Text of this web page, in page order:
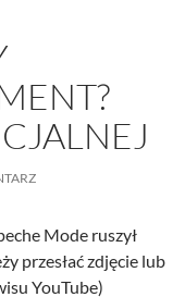
Mode ruszył
przesłać zdjęcie lub
YouTube)